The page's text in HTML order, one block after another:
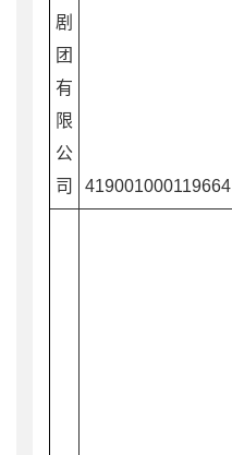
剧
团
有
限
公
司
419001000119664